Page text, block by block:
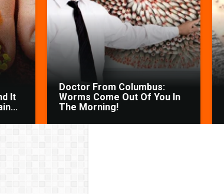
It
Doctor From Columbus:
Worms Come Out Of You In
The Morning!